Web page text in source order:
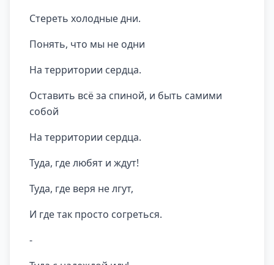
Стереть холодные дни.
Понять, что мы не одни
На территории сердца.
Оставить всё за спиной, и быть самими
собой
На территории сердца.
Туда, где любят и ждут!
Туда, где веря не лгут,
И где так просто согреться.
-